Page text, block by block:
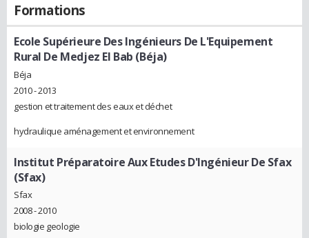
Formations
Ecole Supérieure Des Ingénieurs De L'Equipement
Rural De Medjez El Bab (Béja)
Béja
2010 - 2013
gestion et traitement des eaux et déchet
hydraulique aménagement et environnement
Institut Préparatoire Aux Etudes D'Ingénieur De Sfax
(Sfax)
Sfax
2008 - 2010
biologie geologie